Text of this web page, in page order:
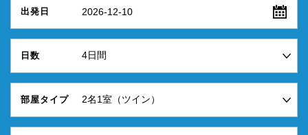
出発日 2026-12-10
日数
部屋タイプ